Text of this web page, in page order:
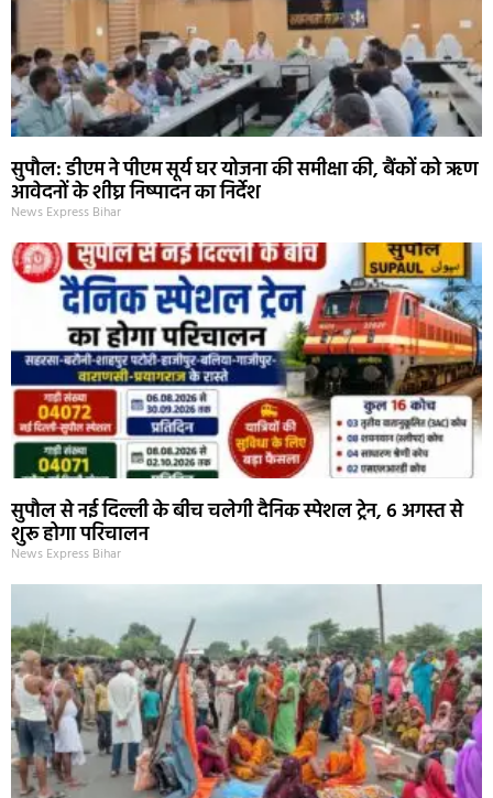
सुपौल: डीएम ने पीएम सूर्य घर योजना की समीक्षा की, बैंकों को ऋण
आवेदनों के शीघ्र निष्पादन का निर्देश
News Express Bihar
सुपौल से नई दिल्ली के बीच चलेगी दैनिक स्पेशल ट्रेन, 6 अगस्त से
शुरू होगा परिचालन
News Express Bihar